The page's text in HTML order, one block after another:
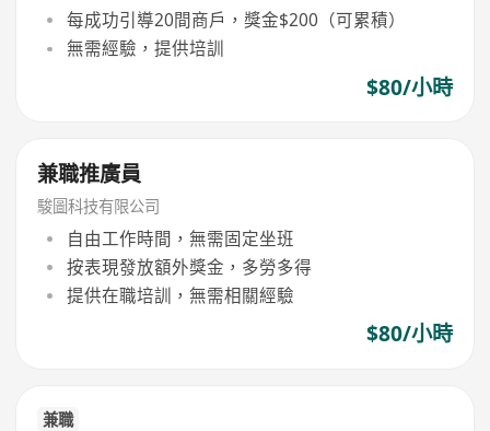
每成功引導20間商戶，獎金$200（可累積）
無需經驗，提供培訓
$80/小時
兼職推廣員
駿圖科技有限公司
自由工作時間，無需固定坐班
按表現發放額外獎金，多勞多得
提供在職培訓，無需相關經驗
$80/小時
兼職